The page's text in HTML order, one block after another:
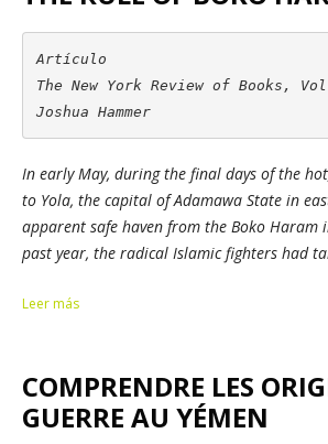
Artículo
The New York Review of Books,
Joshua Hammer
In early May, during the final days of the
to Yola, the capital of Adamawa State in
apparent safe haven from the Boko Haram
past year, the radical Islamic fighters had
Leer más
COMPRENDRE LES
GUERRE AU YÉMEN